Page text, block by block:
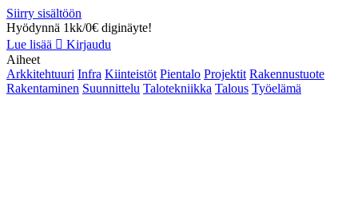
Siirry sisältöön
Hyödynnä 1kk/0€ diginäyte!
Lue lisää
Kirjaudu
Aiheet
Arkkitehtuuri Infra Kiinteistöt Pientalo Projektit Rakennustuote
Rakentaminen Suunnittelu Talotekniikka Talous Työelämä